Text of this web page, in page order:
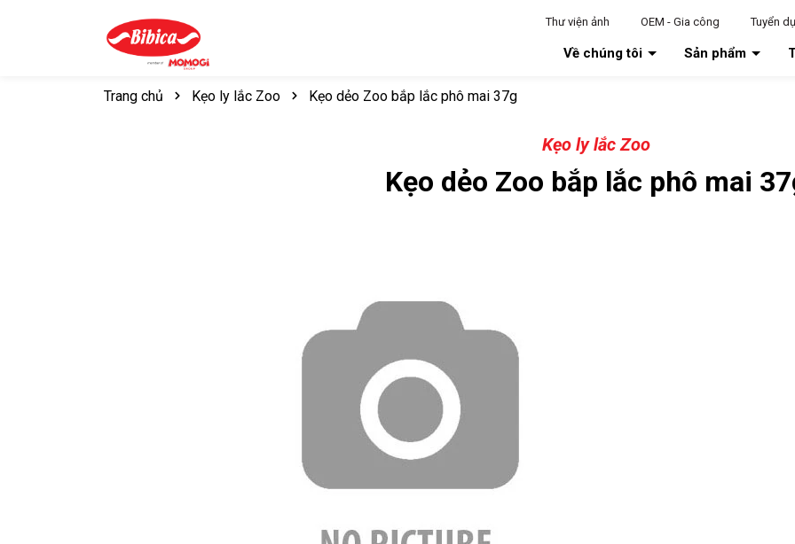
Thư viện ảnh OEM - Gia công Tuyển
Về chúng tôi Sản phẩm
Trang chủ Kẹo ly lắc Zoo Kẹo dẻo Zoo bắp lắc phô mai 37g
Kẹo ly lắc Zoo
Kẹo dẻo Zoo bắp lắc phô mai